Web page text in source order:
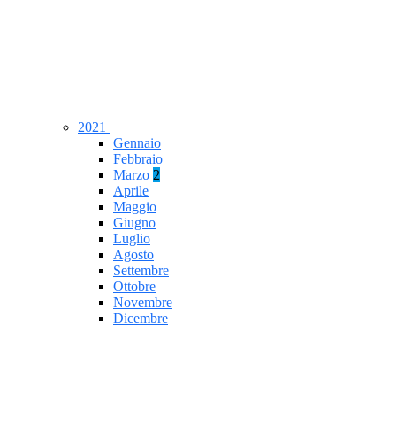
2021
Gennaio
Febbraio
Marzo 2
Aprile
Maggio
Giugno
Luglio
Agosto
Settembre
Ottobre
Novembre
Dicembre